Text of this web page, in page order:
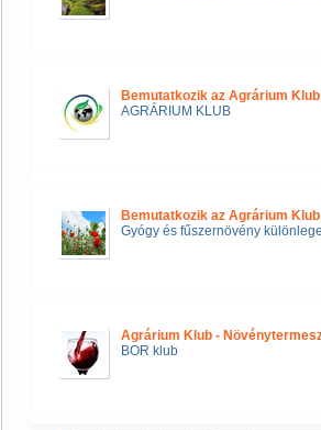
Bemutatkozik az Agrárium Klub
AGRÁRIUM KLUB
Bemutatkozik az Agrárium Klub
Gyógy és fűszernövény
Agrárium Klub -
BOR klub